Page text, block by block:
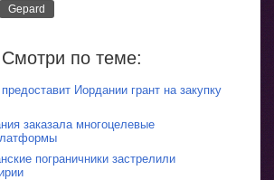
Gepard
Смотри по теме:
Иордании грант на закупку
заказала многоцелевые
пограничники застрелили